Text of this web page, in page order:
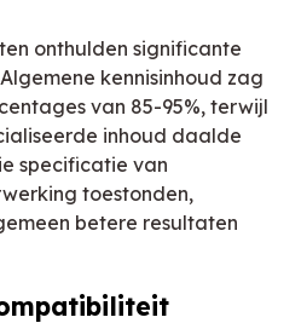
onthulden significante
kennisinhoud zag
van 85-95%, terwijl
inhoud daalde
specificatie van
toestonden,
betere resultaten